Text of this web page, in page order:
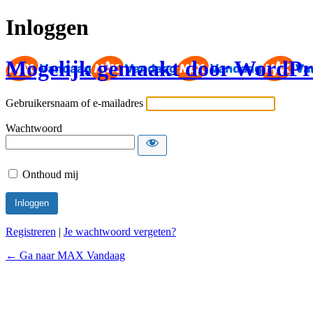
Inloggen
Mogelijk gemaakt door
Gebruikersnaam of e-mailadres
Wachtwoord
Onthoud mij
Registreren | Je wachtwoord vergeten?
← Ga naar MAX Vandaag